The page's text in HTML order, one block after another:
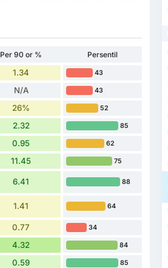
Per 90 or %
Persentil
1.34 43
N/A 43
26% 52
2.32 85
0.95 62
11.45 75
6.41 88
1.41 64
0.77 34
4.32 84
0.59 85